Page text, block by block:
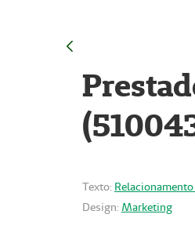
Texto:
Design: Marketing